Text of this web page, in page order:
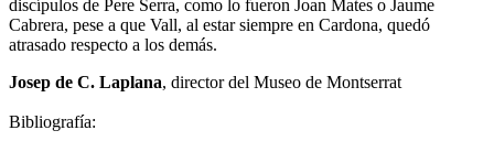
discípulos de Pere Serra, como lo fueron Joan Mates o Jaume
Cabrera, pese a que Vall, al estar siempre en Cardona, quedó
atrasado respecto a los demás.
Josep de C. Laplana, director del Museo de Montserrat
Bibliografía: